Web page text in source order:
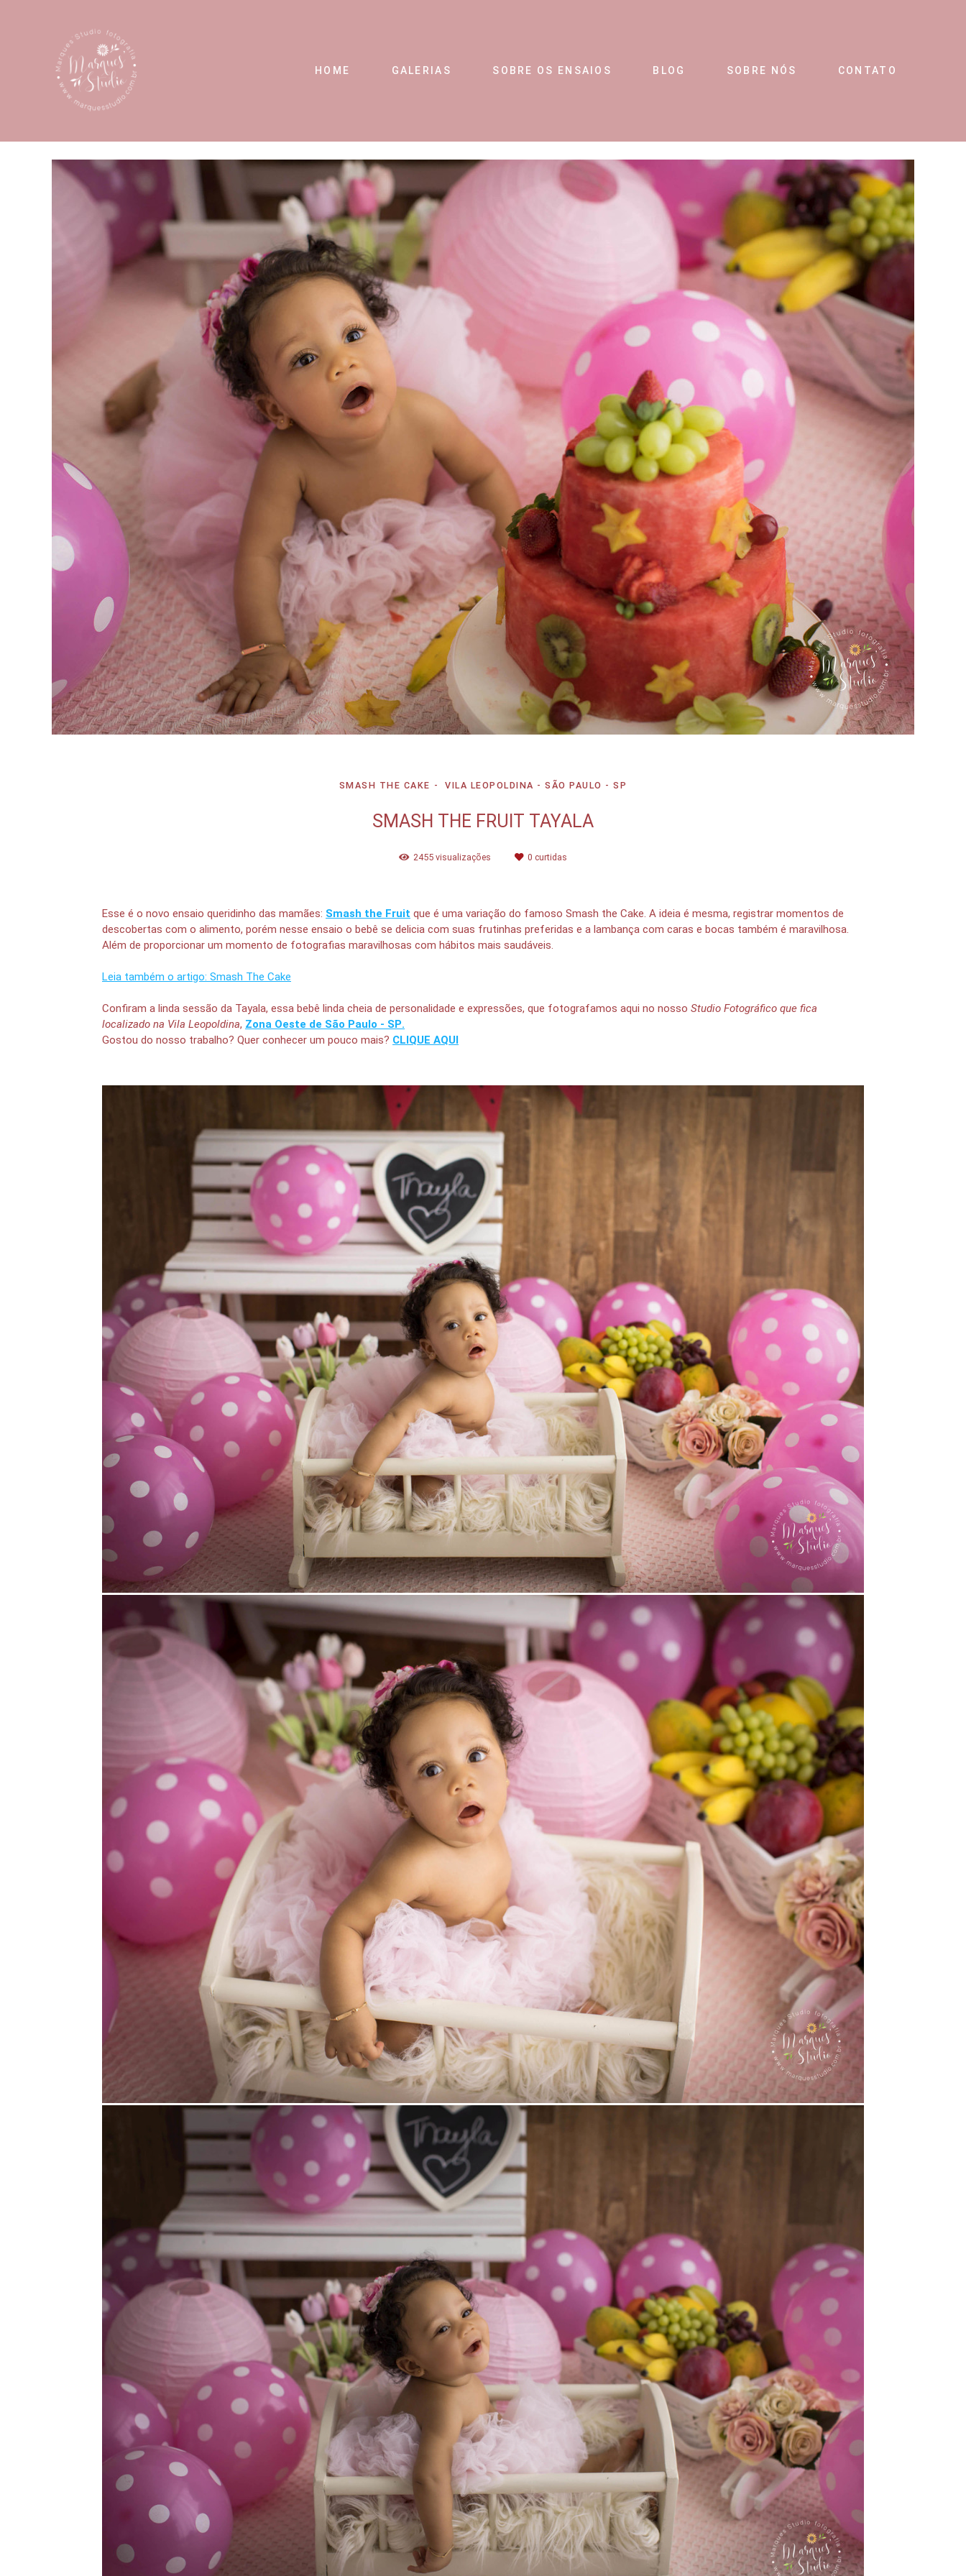
HOME GALERIAS SOBRE OS ENSAIOS BLOG SOBRE NÓS CONTATO
SMASH THE CAKE VILA LEOPOLDINA - SÃO PAULO - SP
SMASH THE FRUIT TAYALA
2455 visualizações 0 curtidas
Esse é o novo ensaio queridinho das mamães: Smash the Fruit que é uma variação do famoso Smash the Cake. A ideia é mesma, registrar momentos de
descobertas com o alimento, porém nesse ensaio o bebê se delicia com suas frutinhas preferidas e a lambança com caras e bocas também é maravilhosa.
Além de proporcionar um momento de fotografias maravilhosas com hábitos mais saudáveis.
Leia também o artigo: Smash The Cake
Confiram a linda sessão da Tayala, essa bebê linda cheia de personalidade e expressões, que fotografamos aqui no nosso Studio Fotográfico que fica
localizado na Vila Leopoldina, Zona Oeste de São Paulo - SP.
Gostou do nosso trabalho? Quer conhecer um pouco mais? CLIQUE AQUI